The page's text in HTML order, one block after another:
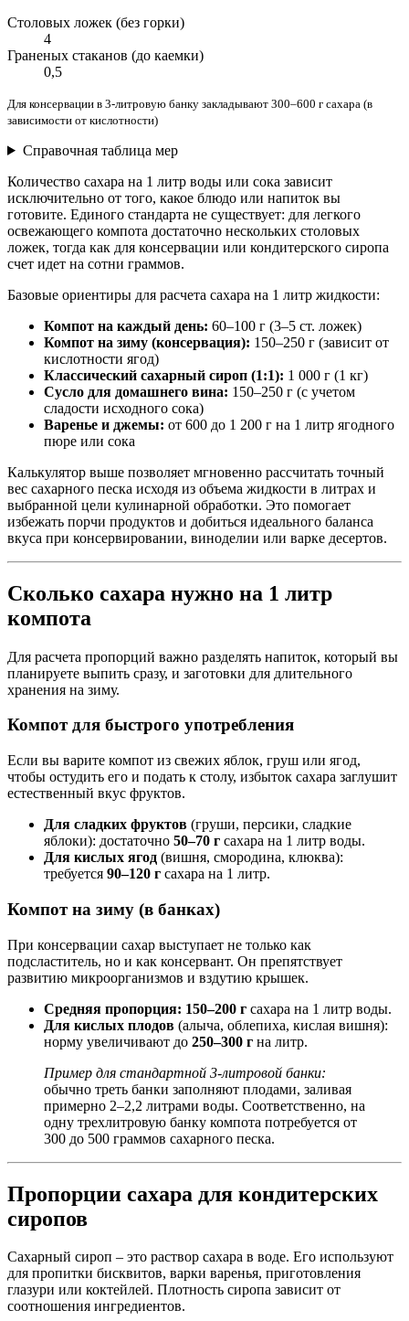
Столовых ложек (без горки)
4
Граненых стаканов (до каемки)
0,5
Для консервации в 3-литровую банку закладывают 300–600 г сахара (в
зависимости от кислотности)
Справочная таблица мер
Количество сахара на 1 литр воды или сока зависит
исключительно от того, какое блюдо или напиток вы
готовите. Единого стандарта не существует: для легкого
освежающего компота достаточно нескольких столовых
ложек, тогда как для консервации или кондитерского сиропа
счет идет на сотни граммов.
Базовые ориентиры для расчета сахара на 1 литр жидкости:
Компот на каждый день: 60–100 г (3–5 ст. ложек)
Компот на зиму (консервация): 150–250 г (зависит от
кислотности ягод)
Классический сахарный сироп (1:1): 1 000 г (1 кг)
Сусло для домашнего вина: 150–250 г (с учетом
сладости исходного сока)
Варенье и джемы: от 600 до 1 200 г на 1 литр ягодного
пюре или сока
Калькулятор выше позволяет мгновенно рассчитать точный
вес сахарного песка исходя из объема жидкости в литрах и
выбранной цели кулинарной обработки. Это помогает
избежать порчи продуктов и добиться идеального баланса
вкуса при консервировании, виноделии или варке десертов.
Сколько сахара нужно на 1 литр
компота
Для расчета пропорций важно разделять напиток, который вы
планируете выпить сразу, и заготовки для длительного
хранения на зиму.
Компот для быстрого употребления
Если вы варите компот из свежих яблок, груш или ягод,
чтобы остудить его и подать к столу, избыток сахара заглушит
естественный вкус фруктов.
Для сладких фруктов (груши, персики, сладкие
яблоки): достаточно 50–70 г сахара на 1 литр воды.
Для кислых ягод (вишня, смородина, клюква):
требуется 90–120 г сахара на 1 литр.
Компот на зиму (в банках)
При консервации сахар выступает не только как
подсластитель, но и как консервант. Он препятствует
развитию микроорганизмов и вздутию крышек.
Средняя пропорция: 150–200 г сахара на 1 литр воды.
Для кислых плодов (алыча, облепиха, кислая вишня):
норму увеличивают до 250–300 г на литр.
Пример для стандартной 3-литровой банки:
обычно треть банки заполняют плодами, заливая
примерно 2–2,2 литрами воды. Соответственно, на
одну трехлитровую банку компота потребуется от
300 до 500 граммов сахарного песка.
Пропорции сахара для кондитерских
сиропов
Сахарный сироп – это раствор сахара в воде. Его используют
для пропитки бисквитов, варки варенья, приготовления
глазури или коктейлей. Плотность сиропа зависит от
соотношения ингредиентов.